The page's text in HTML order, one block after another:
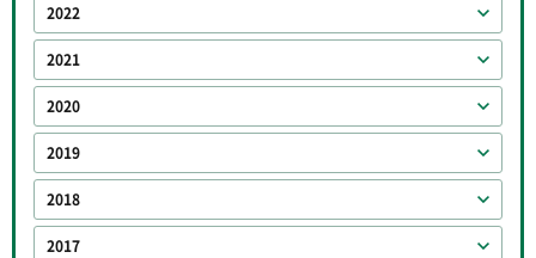
2022
2021
2020
2019
2018
2017